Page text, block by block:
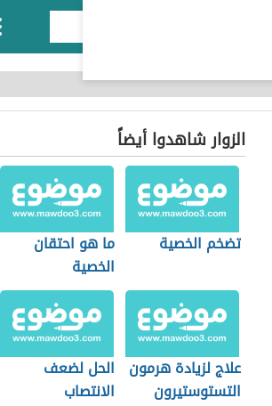
الزوار شاهدوا أيضاً
تضخم الخصية
ما هو احتقان
الخصية
علاج لزيادة هرمون
التستوستيرون
الحل لضعف
الانتصاب